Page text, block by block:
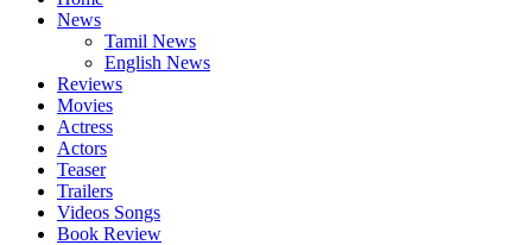
News
Tamil News
English News
Reviews
Movies
Actress
Actors
Teaser
Trailers
Videos Songs
Book Review